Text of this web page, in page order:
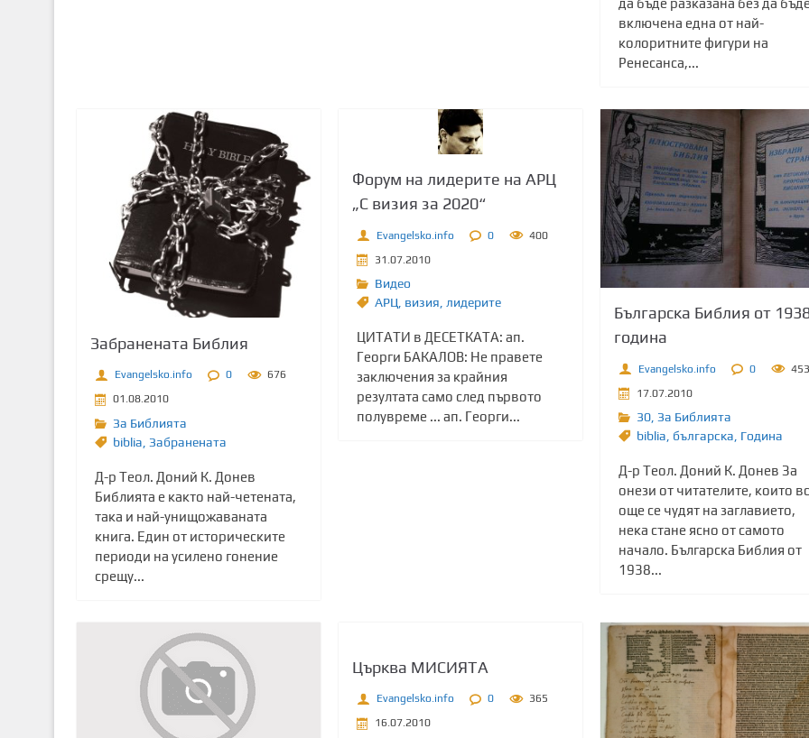
да бъде разказана без да
включена една от най-
колоритните фигури на
Ренесанса,...
Забранената Библия
Evangelsko.info 0
676
01.08.2010
За Библията
biblia Забранената
Д-р Теол. Доний К. Донев
Библията е както най-четената,
така и най-унищожаваната
книга. Един от историческите
периоди на усилено гонение
срещу...
Форум на лидерите на АРЦ
„С визия за 2020“
Evangelsko.info 0
400
31.07.2010
Видео
АРЦ, визия, лидерите
ЦИТАТИ в ДЕСЕТКАТА: ап.
Георги БАКАЛОВ: Не правете
заключения за крайния
резултата само след първото
полувреме ... ап. Георги...
Българска Библия от
година
Evangelsko.info 0
453
17.07.2010
30, За Библията
biblia, българска, Година
Д-р Теол. Доний К. Донев За
онези от читателите, които
още се чудят на заглавието,
нека стане ясно от самото
начало. Българска Библия от
1938...
Църква МИСИЯТА
Evangelsko.info 0
365
16.07.2010